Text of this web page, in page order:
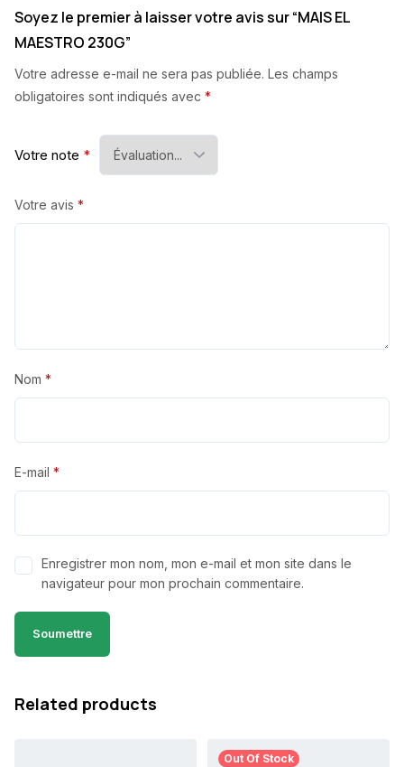
Soyez le premier à laisser votre avis sur “MAIS EL
MAESTRO 230G”
Votre adresse e-mail ne sera pas publiée. Les champs
obligatoires sont indiqués avec *
Votre note *
Votre avis *
Nom *
E-mail *
Enregistrer mon nom, mon e-mail et mon site dans le
navigateur pour mon prochain commentaire.
Related products
Out Of Stock